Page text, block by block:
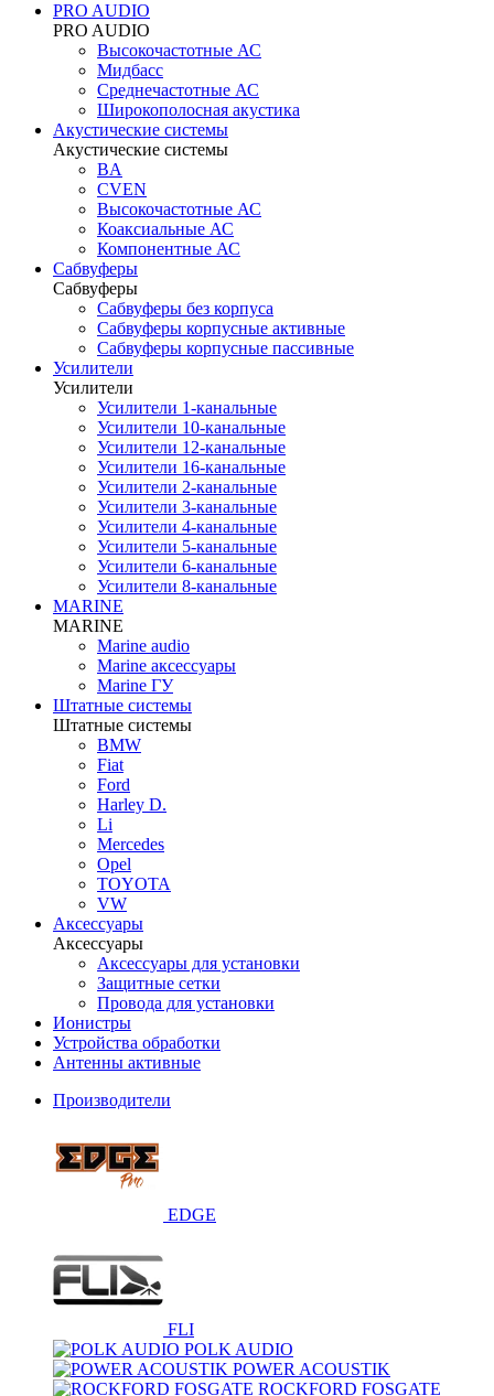
PRO AUDIO
PRO AUDIO
Высокочастотные АС
Мидбасс
Среднечастотные АС
Широкополосная акустика
Акустические системы
Акустические системы
BA
CVEN
Высокочастотные АС
Коаксиальные АС
Компонентные АС
Сабвуферы
Сабвуферы
Сабвуферы без корпуса
Сабвуферы корпусные активные
Сабвуферы корпусные пассивные
Усилители
Усилители
Усилители 1-канальные
Усилители 10-канальные
Усилители 12-канальные
Усилители 16-канальные
Усилители 2-канальные
Усилители 3-канальные
Усилители 4-канальные
Усилители 5-канальные
Усилители 6-канальные
Усилители 8-канальные
MARINE
MARINE
Marine audio
Marine аксессуары
Marine ГУ
Штатные системы
Штатные системы
BMW
Fiat
Ford
Harley D.
Li
Mercedes
Opel
TOYOTA
VW
Аксессуары
Аксессуары
Аксессуары для установки
Защитные сетки
Провода для установки
Ионистры
Устройства обработки
Антенны активные
Производители
EDGE
FLI
POLK AUDIO
POWER ACOUSTIK
ROCKFORD FOSGATE